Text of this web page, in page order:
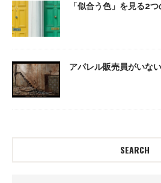
「似合う色」を見る2
アパレル販売員がいな
SEARCH